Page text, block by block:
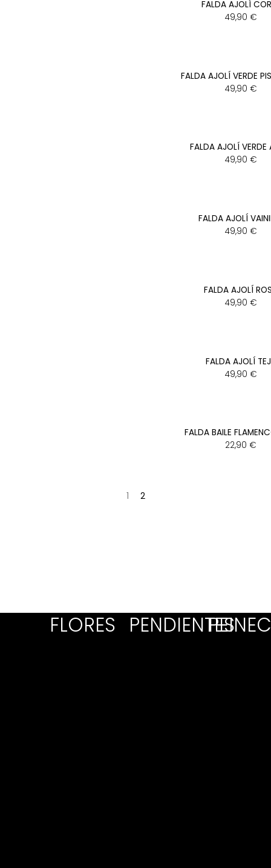
FALDA AJOLÍ
49,90 €
FALDA AJOLÍ VERDE
49,90 €
FALDA AJOLÍ VERDE
49,90 €
FALDA AJOLÍ
49,90 €
FALDA AJOLÍ
49,90 €
FALDA AJOLÍ
49,90 €
FALDA BAILE
22,90 €
1 2
FLORES PENDIENTES